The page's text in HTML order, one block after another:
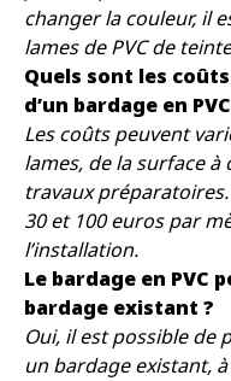
changer la couleur, il
lames de PVC de
Quels sont les
d’un bardage en
Les coûts peuvent
lames, de la surface
travaux
30 et 100 euros par
l’installation.
Le bardage en PVC
bardage existant ?
Oui, il est possible de
un bardage existant,